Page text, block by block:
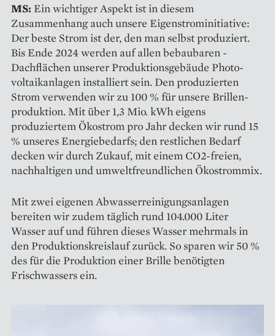
MS: Ein wichtiger Aspekt ist in diesem
Zusammenhang auch unsere Eigenstrominitiative:
Der beste Strom ist der, den man selbst produziert.
Bis Ende 2024 werden auf allen bebaubaren ­
Dachflächen unserer Produktionsgebäude Photo­
voltaik­anlagen installiert sein. Den produzierten
Strom verwenden wir zu 100 % für unsere Brillen­
produktion. Mit über 1,3 Mio. kWh eigens
produziertem Ökostrom pro Jahr decken wir rund 15
% unseres Energiebedarfs; den restlichen Bedarf
decken wir durch Zukauf, mit einem CO2-freien,
nachhaltigen und umweltfreund­lichen Ökostrommix.
Mit zwei eigenen Abwasser­reinigungsanlagen
bereiten wir zudem täglich rund 104.000 Liter
Wasser auf und führen dieses Wasser mehrmals in
den Produktionskreislauf zurück. So sparen wir 50 %
des für die ­Produktion einer Brille benötigten
Frischwassers ein.